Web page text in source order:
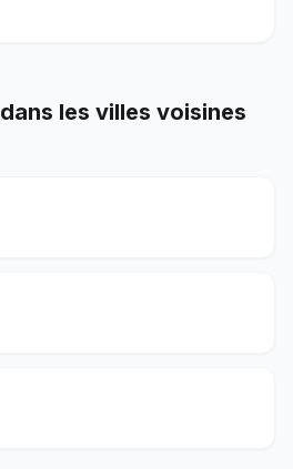
dans les villes voisines